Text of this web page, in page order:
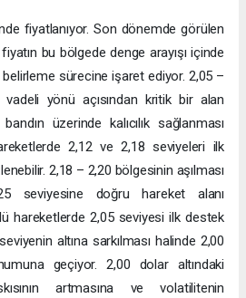
fiyatlanıyor. Son dönemde görülen
bu bölgede denge arayışı içinde
belirleme sürecine işaret ediyor. 2,05 –
vadeli yönü açısından kritik bir alan
üzerinde kalıcılık sağlanması
2,12 ve 2,18 seviyeleri ilk
2,18 – 2,20 bölgesinin aşılması
seviyesine doğru hareket alanı
hareketlerde 2,05 seviyesi ilk destek
altına sarkılması halinde 2,00
geçiyor. 2,00 dolar altındaki
artmasına ve volatilitenin